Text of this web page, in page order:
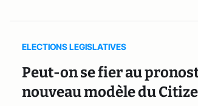
ELECTIONS LEGISLATIVES
Peut-on se fier au
nouveau modèle du